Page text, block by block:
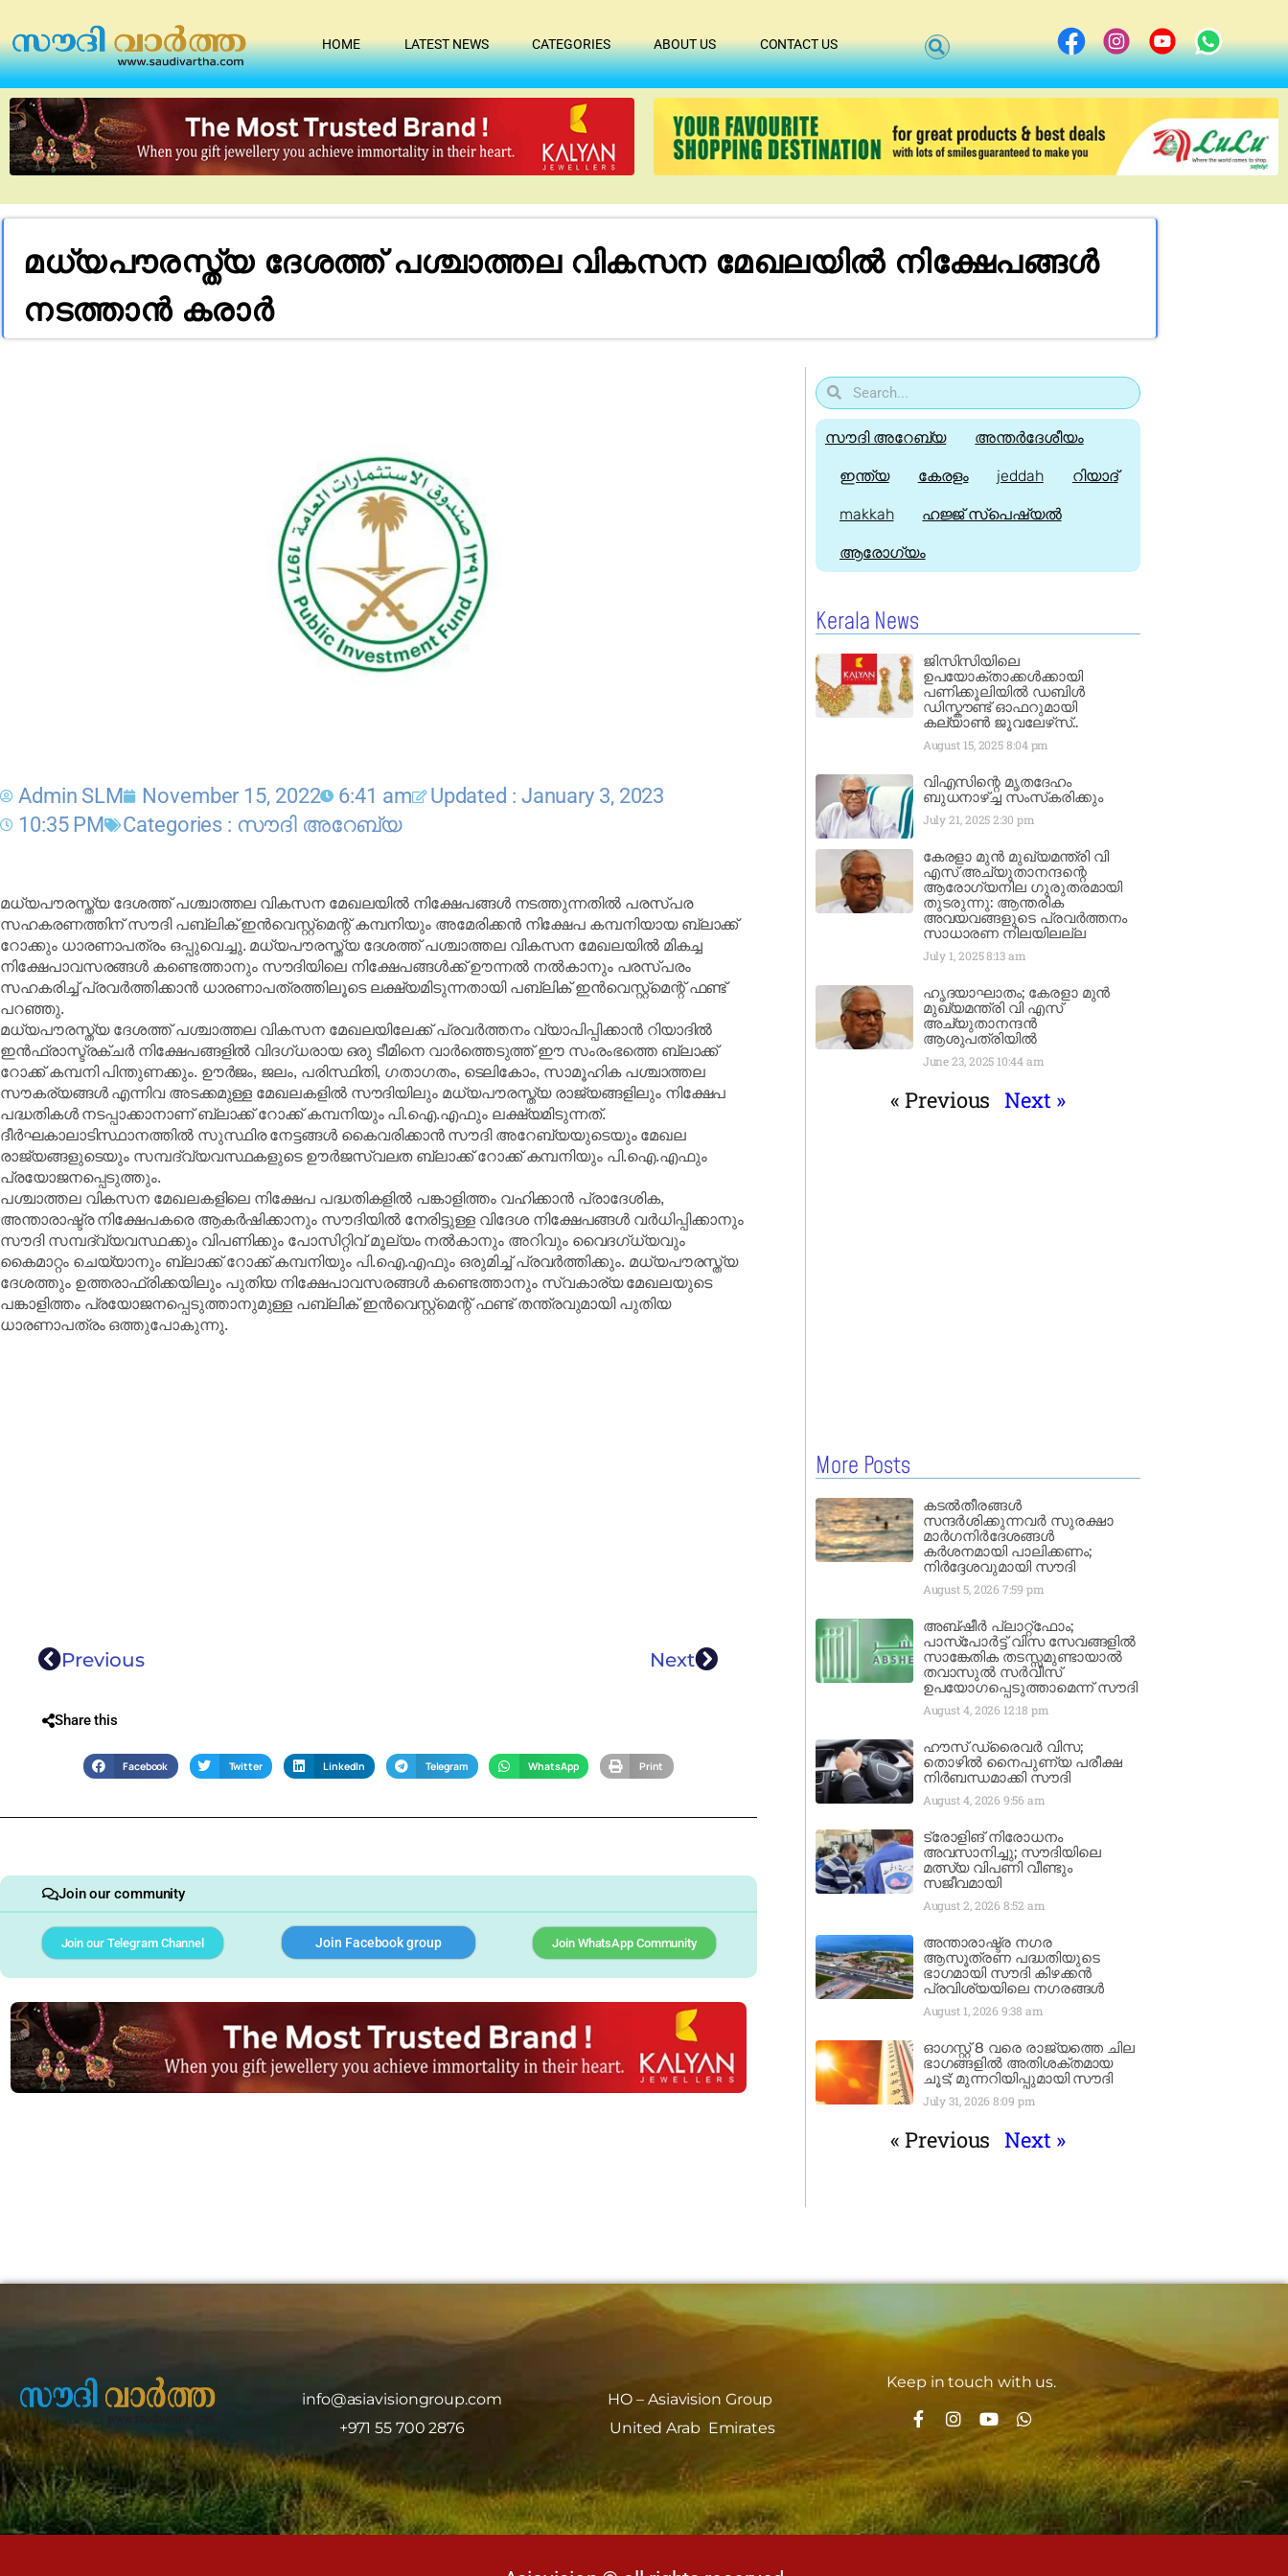
HOME LATEST NEWS CATEGORIES ABOUT US CONTACT US
മധ്യപൗരസ്ത്യ ദേശത്ത് പശ്ചാത്തല വികസന മേഖലയിൽ നിക്ഷേപങ്ങൾ
നടത്താൻ കരാർ
Admin SLM November 15, 2022 6:41 am
Updated : January 3, 2023
10:35 PM
Categories : സൗദി അറേബ്യ
മധ്യപൗരസ്ത്യ ദേശത്ത് പശ്ചാത്തല വികസന മേഖലയിൽ നിക്ഷേപങ്ങൾ നടത്തുന്നതിൽ പരസ്പര
സഹകരണത്തിന് സൗദി പബ്ലിക് ഇൻവെസ്റ്റ്‌മെന്റ് കമ്പനിയും അമേരിക്കൻ നിക്ഷേപ കമ്പനിയായ ബ്ലാക്ക്
റോക്കും ധാരണാപത്രം ഒപ്പുവെച്ചു. മധ്യപൗരസ്ത്യ ദേശത്ത് പശ്ചാത്തല വികസന മേഖലയിൽ മികച്ച
നിക്ഷേപാവസരങ്ങൾ കണ്ടെത്താനും സൗദിയിലെ നിക്ഷേപങ്ങൾക്ക് ഊന്നൽ നൽകാനും പരസ്പരം
സഹകരിച്ച് പ്രവർത്തിക്കാൻ ധാരണാപത്രത്തിലൂടെ ലക്ഷ്യമിടുന്നതായി പബ്ലിക് ഇൻവെസ്റ്റ്‌മെന്റ് ഫണ്ട്
പറഞ്ഞു.
മധ്യപൗരസ്ത്യ ദേശത്ത് പശ്ചാത്തല വികസന മേഖലയിലേക്ക് പ്രവർത്തനം വ്യാപിപ്പിക്കാൻ റിയാദിൽ
ഇൻഫ്രാസ്ട്രക്ചർ നിക്ഷേപങ്ങളിൽ വിദഗ്ധരായ ഒരു ടീമിനെ വാർത്തെടുത്ത് ഈ സംരംഭത്തെ ബ്ലാക്ക്
റോക്ക് കമ്പനി പിന്തുണക്കും. ഊർജം, ജലം, പരിസ്ഥിതി, ഗതാഗതം, ടെലികോം, സാമൂഹിക പശ്ചാത്തല
സൗകര്യങ്ങൾ എന്നിവ അടക്കമുള്ള മേഖലകളിൽ സൗദിയിലും മധ്യപൗരസ്ത്യ രാജ്യങ്ങളിലും നിക്ഷേപ
പദ്ധതികൾ നടപ്പാക്കാനാണ് ബ്ലാക്ക് റോക്ക് കമ്പനിയും പി.ഐ.എഫും ലക്ഷ്യമിടുന്നത്.
ദീർഘകാലാടിസ്ഥാനത്തിൽ സുസ്ഥിര നേട്ടങ്ങൾ കൈവരിക്കാൻ സൗദി അറേബ്യയുടെയും മേഖല
രാജ്യങ്ങളുടെയും സമ്പദ്‌വ്യവസ്ഥകളുടെ ഊർജസ്വലത ബ്ലാക്ക് റോക്ക് കമ്പനിയും പി.ഐ.എഫും
പ്രയോജനപ്പെടുത്തും.
പശ്ചാത്തല വികസന മേഖലകളിലെ നിക്ഷേപ പദ്ധതികളിൽ പങ്കാളിത്തം വഹിക്കാൻ പ്രാദേശിക,
അന്താരാഷ്ട്ര നിക്ഷേപകരെ ആകർഷിക്കാനും സൗദിയിൽ നേരിട്ടുള്ള വിദേശ നിക്ഷേപങ്ങൾ വർധിപ്പിക്കാനും
സൗദി സമ്പദ്‌വ്യവസ്ഥക്കും വിപണിക്കും പോസിറ്റിവ് മൂല്യം നൽകാനും അറിവും വൈദഗ്ധ്യവും
കൈമാറ്റം ചെയ്യാനും ബ്ലാക്ക് റോക്ക് കമ്പനിയും പി.ഐ.എഫും ഒരുമിച്ച് പ്രവർത്തിക്കും. മധ്യപൗരസ്ത്യ
ദേശത്തും ഉത്തരാഫ്രിക്കയിലും പുതിയ നിക്ഷേപാവസരങ്ങൾ കണ്ടെത്താനും സ്വകാര്യ മേഖലയുടെ
പങ്കാളിത്തം പ്രയോജനപ്പെടുത്താനുമുള്ള പബ്ലിക് ഇൻവെസ്റ്റ്‌മെന്റ് ഫണ്ട് തന്ത്രവുമായി പുതിയ
ധാരണാപത്രം ഒത്തുപോകുന്നു.
Previous Next
Share this
Facebook Twitter LinkedIn Telegram WhatsApp Print
Join our community
Join our Telegram Channel Join Facebook group Join WhatsApp Community
സൗദി അറേബ്യ അന്തർദേശീയം
ഇന്ത്യ കേരളം jeddah റിയാദ്
makkah ഹജ്ജ്‌ സ്പെഷ്യൽ
ആരോഗ്യം
Kerala News
ജിസിസിയിലെ
ഉപയോക്താക്കൾക്കായി
പണിക്കൂലിയിൽ ഡബിൾ
ഡിസ്കൗണ്ട് ഓഫറുമായി
കല്യാൺ ജൂവലേഴ്‌സ്..
August 15, 20258:04 pm
വിഎസിന്റെ മൃതദേഹം
ബുധനാഴ്ച്ച സംസ്‌കരിക്കും
July 21, 20252:30 pm
കേരളാ മുൻ മുഖ്യമന്ത്രി വി
എസ് അച്യുതാനന്ദന്റെ
ആരോഗ്യനില ഗുരുതരമായി
തുടരുന്നു: ആന്തരിക
അവയവങ്ങളുടെ പ്രവർത്തനം
സാധാരണ നിലയിലല്ല
July 1, 20258:13 am
ഹൃദയാഘാതം; കേരളാ മുൻ
മുഖ്യമന്ത്രി വി എസ്
അച്യുതാനന്ദൻ
ആശുപത്രിയിൽ
June 23, 2025 10:44 am
« Previous Next »
More Posts
കടൽതീരങ്ങൾ
സന്ദർശിക്കുന്നവർ സുരക്ഷാ
മാർഗനിർദേശങ്ങൾ
കർശനമായി പാലിക്കണം;
നിർദ്ദേശവുമായി സൗദി
August 5, 20267:59 pm
അബ്ഷീർ പ്ലാറ്റ്‌ഫോം;
പാസ്‌പോർട്ട് വിസ സേവങ്ങളിൽ
സാങ്കേതിക തടസ്സമുണ്ടായാൽ
തവാസുൽ സർവീസ്
ഉപയോഗപ്പെടുത്താമെന്ന് സൗദി
August 4, 2026 12:18 pm
ഹൗസ് ഡ്രൈവർ വിസ;
തൊഴിൽ നൈപുണ്യ പരീക്ഷ
നിർബന്ധമാക്കി സൗദി
August 4, 20269:56 am
ട്രോളിങ് നിരോധനം
അവസാനിച്ചു; സൗദിയിലെ
മത്സ്യ വിപണി വീണ്ടും
സജീവമായി
August 2, 20268:52 am
അന്താരാഷ്ട്ര നഗര
ആസൂത്രണ പദ്ധതിയുടെ
ഭാഗമായി സൗദി കിഴക്കൻ
പ്രവിശ്യയിലെ നഗരങ്ങൾ
August 1, 20269:38 am
ഓഗസ്റ്റ് 8 വരെ രാജ്യത്തെ ചില
ഭാഗങ്ങളിൽ അതിശക്തമായ
ചൂട്; മുന്നറിയിപ്പുമായി സൗദി
July 31, 20268:09 pm
« Previous Next »
info@asiavisiongroup.com
+971 55 700 2876
HO – Asiavision Group
United Arab Emirates
Keep in touch with us.